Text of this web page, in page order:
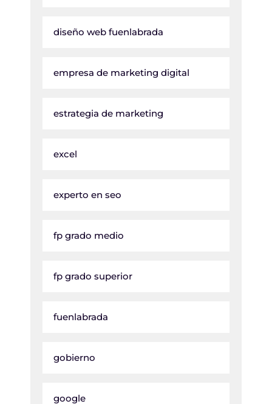
diseño web fuenlabrada
empresa de marketing digital
estrategia de marketing
excel
experto en seo
fp grado medio
fp grado superior
fuenlabrada
gobierno
google